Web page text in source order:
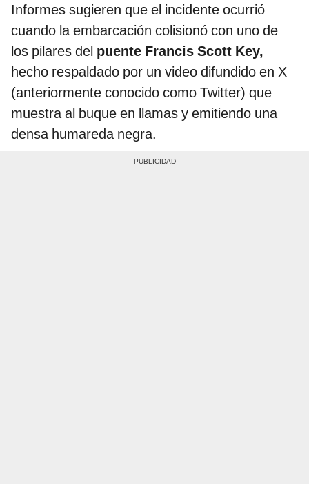
Informes sugieren que el incidente ocurrió
cuando la embarcación colisionó con uno de
los pilares del puente Francis Scott Key,
hecho respaldado por un video difundido en X
(anteriormente conocido como Twitter) que
muestra al buque en llamas y emitiendo una
densa humareda negra.